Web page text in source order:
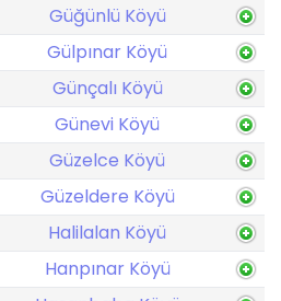
Güğünlü Köyü
Gülpınar Köyü
Günçalı Köyü
Günevi Köyü
Güzelce Köyü
Güzeldere Köyü
Halilalan Köyü
Hanpınar Köyü